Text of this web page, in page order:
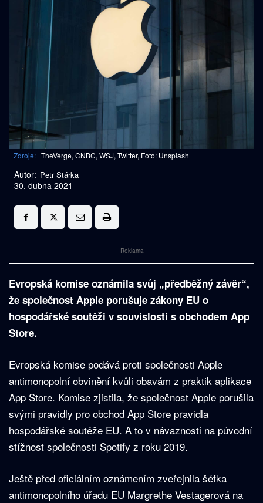
Zdroje: TheVerge, CNBC, WSJ, Twitter, Foto: Unsplash
Autor: Petr Stárka
30. dubna 2021
Reklama
Evropská komise oznámila svůj „předběžný závěr“,
že společnost Apple porušuje zákony EU o
hospodářské soutěži v souvislosti s obchodem App
Store.
Evropská komise podává proti společnosti Apple
antimonopolní obvinění kvůli obavám z praktik aplikace
App Store. Komise zjistila, že společnost Apple porušila
svými pravidly pro obchod App Store pravidla
hospodářské soutěže EU. A to v návaznosti na původní
stížnost společnosti Spotify z roku 2019.
Ještě před oficiálním oznámením zveřejnila šéfka
antimonopolního úřadu EU Margrethe Vestagerová na